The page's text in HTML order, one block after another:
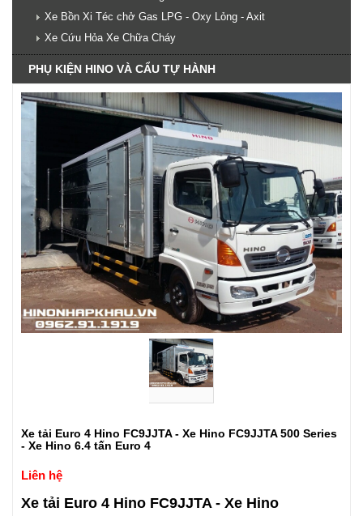
Xe Bồn Xi Téc chở Gas LPG - Oxy Lỏng - Axit
Xe Cứu Hỏa Xe Chữa Cháy
PHỤ KIỆN HINO VÀ CẨU TỰ HÀNH
Xe tải Euro 4 Hino FC9JJTA - Xe Hino FC9JJTA 500 Series
- Xe Hino 6.4 tấn Euro 4
Liên hệ
Xe tải Euro 4 Hino FC9JJTA- Xe Hino